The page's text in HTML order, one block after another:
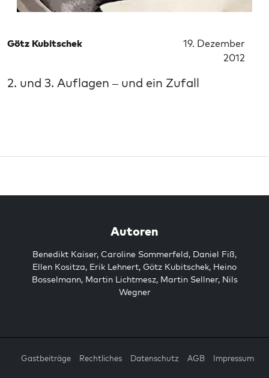
Götz Kubitschek
19. Dezember
2012
2. und 3. Auflagen – und ein Zufall
Autoren
Benedikt Kaiser, Caroline Sommerfeld, Daniel Fiß,
Ellen Kositza, Erik Lehnert, Götz Kubitschek, Heino
Bosselmann, Martin Lichtmesz, Martin Sellner, Nils
Wegner
Gastbeiträge Rechtliches Datenschutz AGB Impressum